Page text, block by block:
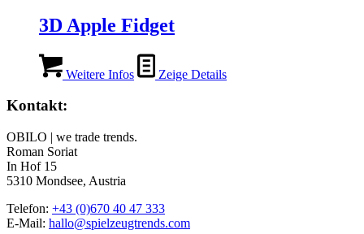
3D Apple Fidget
Weitere Infos Zeige Details
Kontakt:
OBILO | we trade trends.
Roman Soriat
In Hof 15
5310 Mondsee, Austria
Telefon: +43 (0)670 40 47 333
E-Mail: hallo@spielzeugtrends.com